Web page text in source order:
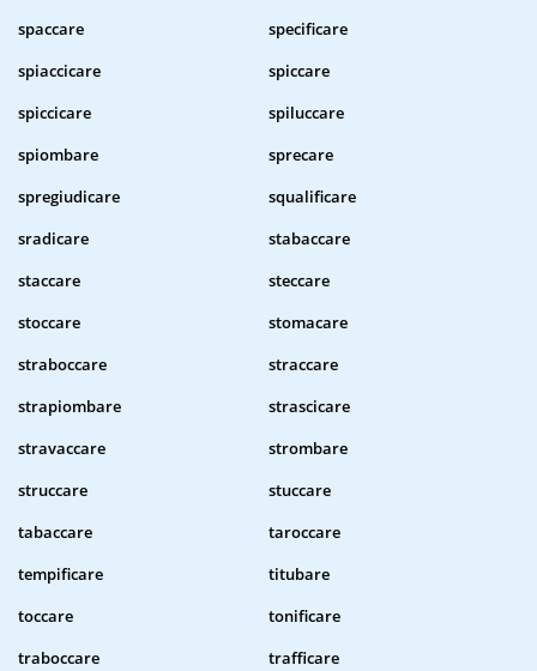
spaccare
specificare
spiaccicare
spiccare
spiccicare
spiluccare
spiombare
sprecare
spregiudicare
squalificare
sradicare
stabaccare
staccare
steccare
stoccare
stomacare
straboccare
straccare
strapiombare
strascicare
stravaccare
strombare
struccare
stuccare
tabaccare
taroccare
tempificare
titubare
toccare
tonificare
traboccare
trafficare